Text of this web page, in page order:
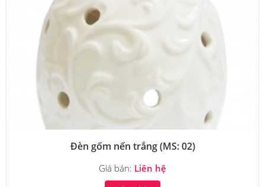
Đèn gốm nến trắng (MS: 02)
Giá bán: Liên hệ